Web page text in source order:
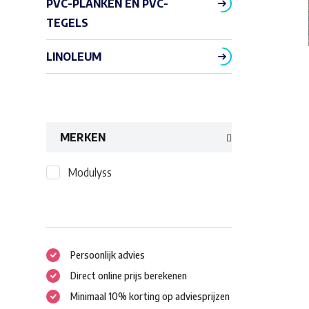
PVC-PLANKEN EN PVC-
TEGELS
LINOLEUM
MERKEN
Modulyss
Persoonlijk advies
Direct online prijs berekenen
Minimaal 10% korting op adviesprijzen